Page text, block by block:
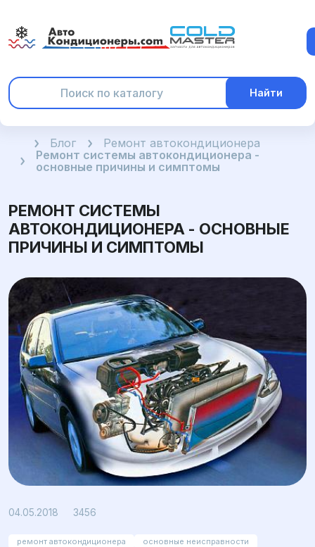
Найти
Главная
Блог
Ремонт автокондиционера
Ремонт системы автокондиционера -
основные причины и симптомы
РЕМОНТ СИСТЕМЫ
АВТОКОНДИЦИОНЕРА - ОСНОВНЫЕ
ПРИЧИНЫ И СИМПТОМЫ
04.05.2018 3456
ремонт автокондиционера основные неисправности